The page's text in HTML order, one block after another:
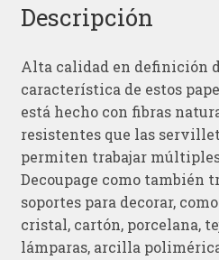
Descripción
Alta calidad en definición
característica de estos
está hecho con fibras
resistentes que las
permiten trabajar
Decoupage como también
soportes para decorar,
cristal, cartón, porcelana,
lámparas, arcilla